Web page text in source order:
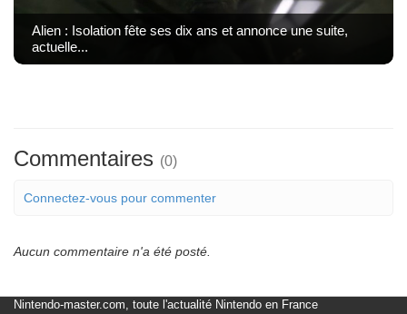
Alien : Isolation fête ses dix ans et annonce une suite,
actuelle...
Commentaires (0)
Connectez-vous pour commenter
Aucun commentaire n'a été posté.
Nintendo-master.com, toute l'actualité Nintendo en France